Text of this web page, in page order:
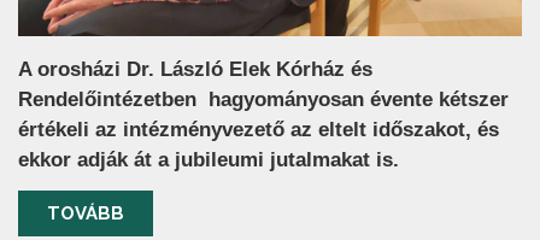
A orosházi Dr. László Elek Kórház és
Rendelőintézetben hagyományosan évente kétszer
értékeli az intézményvezető az eltelt időszakot, és
ekkor adják át a jubileumi jutalmakat is.
TOVÁBB